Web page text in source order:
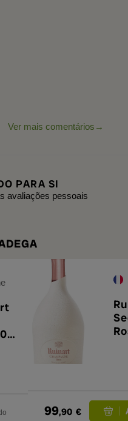
Ver mais comentários
PARA SI
avaliações pessoais
99,90 €